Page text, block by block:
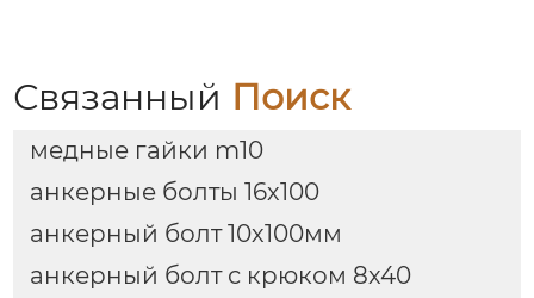
Связанный Поиск
медные гайки m10
анкерные болты 16х100
анкерный болт 10х100мм
анкерный болт с крюком 8х40